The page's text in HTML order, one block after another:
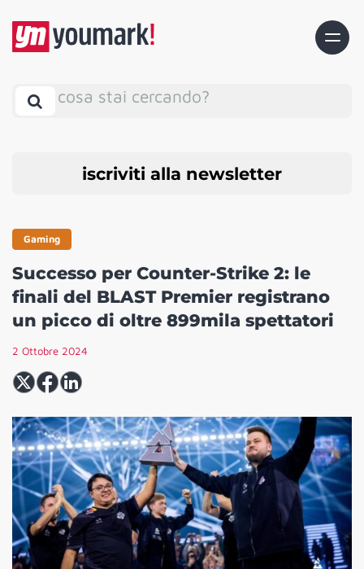
cosa stai cercando?
iscriviti alla newsletter
Gaming
Successo per Counter-Strike 2: le
finali del BLAST Premier registrano
un picco di oltre 899mila spettatori
2 Ottobre 2024